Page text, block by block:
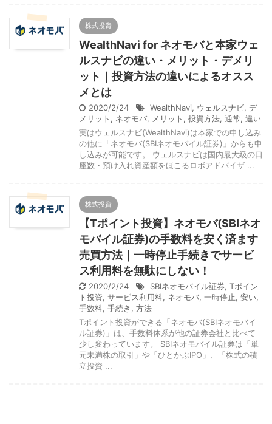
株式投資
WealthNavi for ネオモバと本家ウェ
ルスナビの違い・メリット・デメリ
ット｜投資方法の違いによるオスス
メとは
2020/2/24 WealthNavi, ウェルスナビ, デ
メリット , ネオモバ, メリット , 投資方法, 通常, 違い
実はウェルスナビ(WealthNavi)は本家での申し込み
の他に「ネオモバ(SBIネオモバイル証券)」からも申
し込みが可能です。 ウェルスナビは国内最大級の口
座数・預け入れ資産額をほこるロボアドバイザ ...
株式投資
【Tポイント投資】ネオモバ(SBIネオ
モバイル証券)の手数料を安く済ます
売買方法｜一時停止手続きでサービ
ス利用料を無駄にしない！
2020/2/24 SBIネオモバイル証券, Tポイン
ト投資, サービス利用料, ネオモバ, 一時停止, 安い,
手数料, 手続き , 方法
Tポイント投資ができる「ネオモバ(SBIネオモバイ
ル証券)」は、手数料体系が他の証券会社と比べて
少し変わっています。 SBIネオモバイル証券は「単
元未満株の取引」や「ひとかぶIPO」、「株式の積
立投資 ...